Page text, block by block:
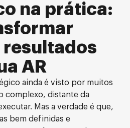
na prática:
resultados
AR
ainda é visto por muitos
complexo, distante da
Mas a verdade é que,
bem definidas e